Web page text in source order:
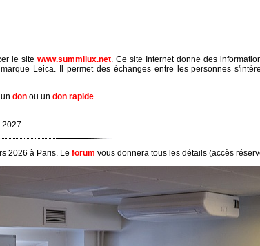
le site www.summilux.net. Ce site Internet donne des
Leica. Il permet des échanges entre les personnes
don ou un don rapide.
2027.
2026 à Paris. Le forum vous donnera tous les détails (accès